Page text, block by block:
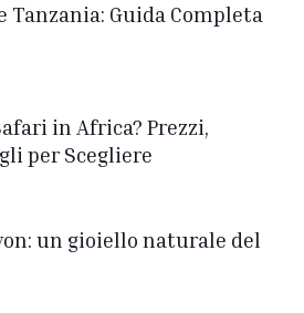
Tanzania: Guida Completa
in Africa? Prezzi,
per Scegliere
un gioiello naturale del